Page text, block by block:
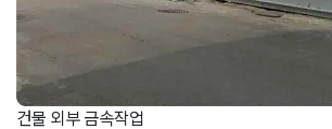
건물 외부 금속작업